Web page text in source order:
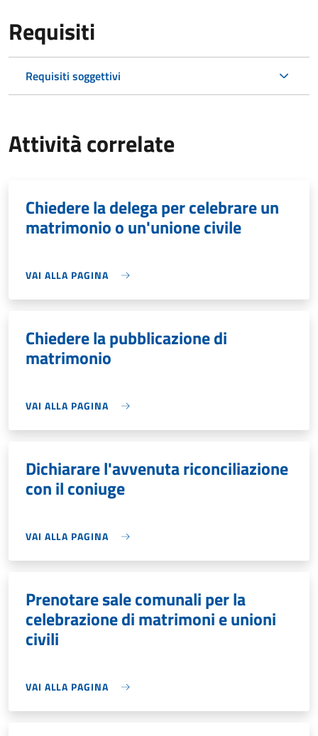
Requisiti
Requisiti soggettivi
Attività correlate
Chiedere la delega per celebrare un
matrimonio o un'unione civile
VAI ALLA PAGINA
Chiedere la pubblicazione di
matrimonio
VAI ALLA PAGINA
Dichiarare l'avvenuta riconciliazione
con il coniuge
VAI ALLA PAGINA
Prenotare sale comunali per la
celebrazione di matrimoni e unioni
civili
VAI ALLA PAGINA